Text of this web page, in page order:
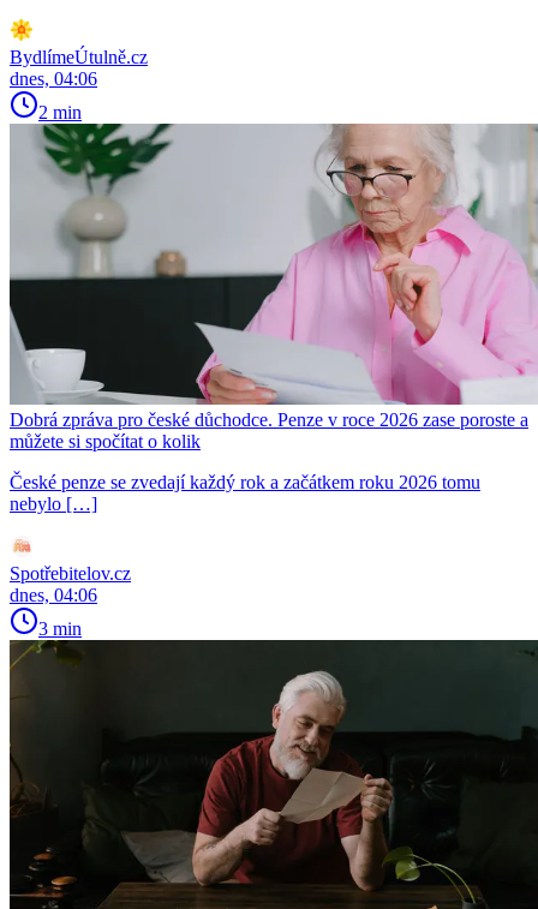
BydlímeÚtulně.cz
dnes, 04:06
2 min
Dobrá zpráva pro české důchodce. Penze v roce 2026 zase poroste a
můžete si spočítat o kolik
České penze se zvedají každý rok a začátkem roku 2026 tomu
nebylo […]
Spotřebitelov.cz
dnes, 04:06
3 min